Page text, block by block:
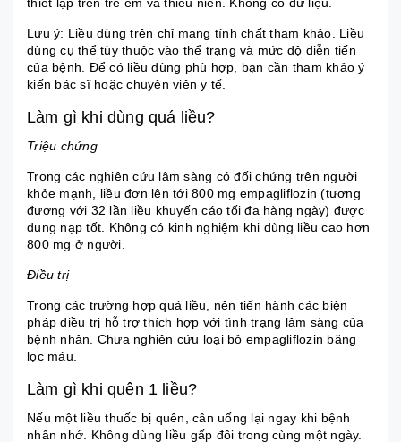
Lưu ý: Liều dùng trên chỉ mang tính chất tham khảo. Liều
dùng cụ thể tùy thuộc vào thể trạng và mức độ diễn tiến
của bệnh. Để có liều dùng phù hợp, bạn cần tham khảo ý
kiến bác sĩ hoặc chuyên viên y tế.
Làm gì khi dùng quá liều?
Triệu chứng
Trong các nghiên cứu lâm sàng có đối chứng trên người
khỏe mạnh, liều đơn lên tới 800 mg empagliflozin (tương
đương với 32 lần liều khuyến cáo tối đa hàng ngày) được
dung nạp tốt. Không có kinh nghiệm khi dùng liều cao hơn
800 mg ở người.
Điều trị
Trong các trường hợp quá liều, nên tiến hành các biện
pháp điều trị hỗ trợ thích hợp với tình trạng lâm sàng của
bệnh nhân. Chưa nghiên cứu loại bỏ empagliflozin băng
lọc máu.
Làm gì khi quên 1 liều?
Nếu một liều thuốc bị quên, cân uống lại ngay khi bệnh
nhân nhớ. Không dùng liều gấp đôi trong cùng một ngày.